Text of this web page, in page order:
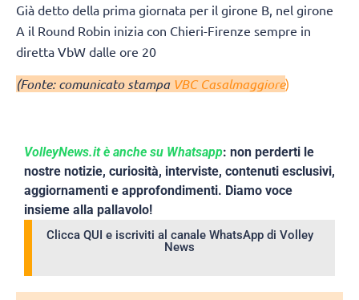
Già detto della prima giornata per il girone B, nel girone
A il Round Robin inizia con Chieri-Firenze sempre in
diretta VbW dalle ore 20
(Fonte: comunicato stampaVBC Casalmaggiore)
VolleyNews.it è anche su Whatsapp: non perderti le
nostre notizie, curiosità, interviste, contenuti esclusivi,
aggiornamenti e approfondimenti. Diamo voce
insieme alla pallavolo!
Clicca QUI e iscriviti al canale WhatsApp di Volley
News